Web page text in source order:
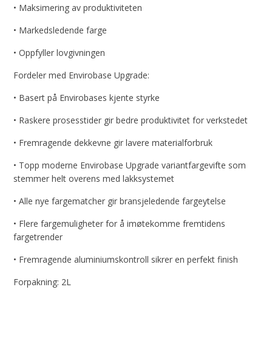
• Maksimering av produktiviteten
• Markedsledende farge
• Oppfyller lovgivningen
Fordeler med Envirobase Upgrade:
• Basert på Envirobases kjente styrke
• Raskere prosesstider gir bedre produktivitet for verkstedet
• Fremragende dekkevne gir lavere materialforbruk
• Topp moderne Envirobase Upgrade variantfargevifte som
stemmer helt overens med lakksystemet
• Alle nye fargematcher gir bransjeledende fargeytelse
• Flere fargemuligheter for å imøtekomme fremtidens
fargetrender
• Fremragende aluminiumskontroll sikrer en perfekt finish
Forpakning: 2L